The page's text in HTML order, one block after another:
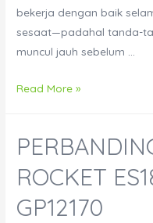
bekerja dengan baik
sesaat—padahal tanda-
muncul jauh sebelum …
Kapan
Riello
Mengganti
Baterai?
Read More »
ROCKET
GP12170